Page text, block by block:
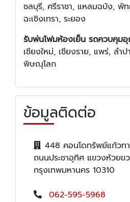
ชลบุรี, ศรีราชา, แหลมฉบัง, พั
ฉะเชิงเทรา, ระยอง
รับพ่นโฟมห้องเย็น รถควบคุม
เชียงใหม่, เชียงราย, แพร่, ลำ
พิษณุโลก
ข้อมูลติดต่อ
448 คอนโดทรัพย์แก้วท
ถนนประชาอุทิศ แขวงห้วยข
กรุงเทพมหานคร 10310
062-595-5968